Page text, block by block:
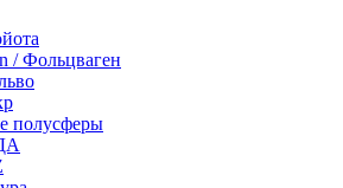
/ Фольцваген
полусферы